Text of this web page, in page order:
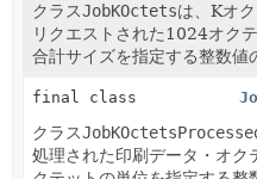
クラスJobKOctetsは、Kオ
リクエストされた1024オク
合計サイズを指定する整数値
final class
クラス
処理された印刷データ・オ